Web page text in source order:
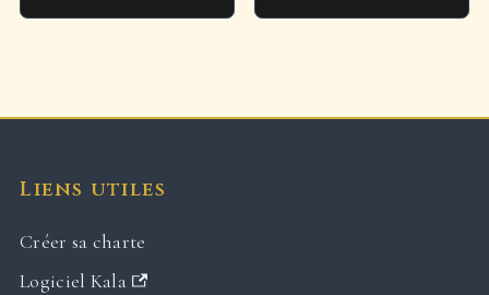
Liens utiles
Créer sa charte
Logiciel Kala